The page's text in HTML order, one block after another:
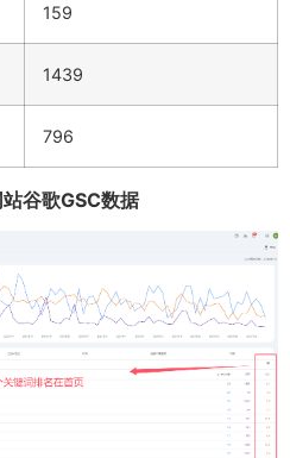
159
1439
796
谷歌GSC数据